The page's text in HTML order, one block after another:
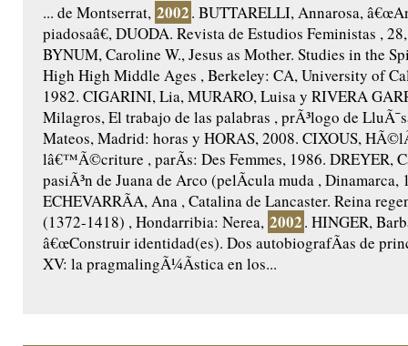
... de Montserrat, 2002. BUTTARELLI, Annarosa,
piadosaâ€, DUODA. Revista de Estudios Feministas ,
BYNUM, Caroline W., Jesus as Mother. Studies in the
High High Middle Ages , Berkeley: CA, University of
1982. CIGARINI, Lia, MURARO, Luisa y RIVERA
Milagros, El trabajo de las palabras , prÃ³logo de
Mateos, Madrid: horas y HORAS, 2008. CIXOUS,
lâ€™Ã©criture , parÃ­s: Des Femmes, 1986. DREYER,
pasiÃ³n de Juana de Arco (pelÃ­cula muda , Dinamarca,
ECHEVARRÃA, Ana , Catalina de Lancaster. Reina
(1372-1418) , Hondarribia: Nerea, 2002. HINGER,
â€œConstruir identidad(es). Dos autobiografÃ­as de
XV: la pragmalingÃ¼Ã­stica en los...